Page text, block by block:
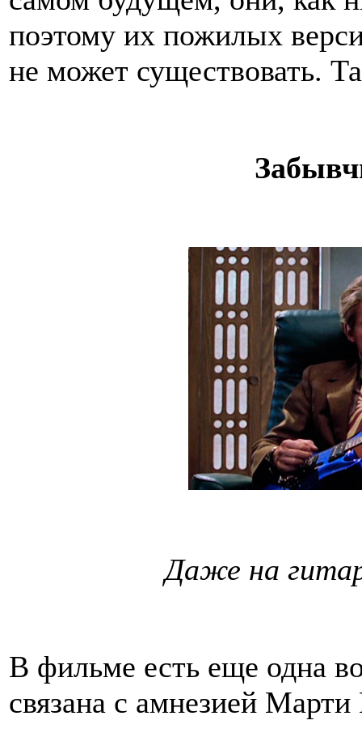
поэтому их пожилых
не может существовать.
Даже на
В фильме есть еще одна
связана с амнезией